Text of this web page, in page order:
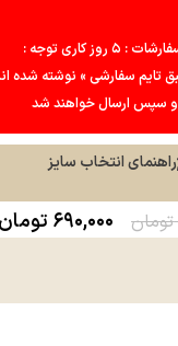
تایم آماده شدن سفارشات : ۵ روز کاری توجه :
تایم سفارشی » نوشته شده
راهنمای انتخاب سایز
تومان ۶۹۰,۰۰۰ تومان